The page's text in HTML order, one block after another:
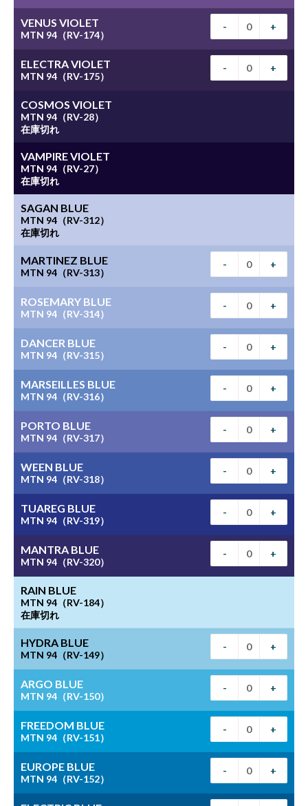
VENUS VIOLET
MTN 94（RV-174）
- +
ELECTRA VIOLET
MTN 94（RV-175）
- +
COSMOS VIOLET
MTN 94（RV-28）
在庫切れ
VAMPIRE VIOLET
MTN 94（RV-27）
在庫切れ
SAGAN BLUE
MTN 94（RV-312）
在庫切れ
MARTINEZ BLUE
MTN 94（RV-313）
- +
ROSEMARY BLUE
MTN 94（RV-314）
- +
DANCER BLUE
MTN 94（RV-315）
- +
MARSEILLES BLUE
MTN 94（RV-316）
- +
PORTO BLUE
MTN 94（RV-317）
- +
WEEN BLUE
MTN 94（RV-318）
- +
TUAREG BLUE
MTN 94（RV-319）
- +
MANTRA BLUE
MTN 94（RV-320）
- +
RAIN BLUE
MTN 94（RV-184）
在庫切れ
HYDRA BLUE
MTN 94（RV-149）
- +
ARGO BLUE
MTN 94（RV-150）
- +
FREEDOM BLUE
MTN 94（RV-151）
- +
EUROPE BLUE
MTN 94（RV-152）
- +